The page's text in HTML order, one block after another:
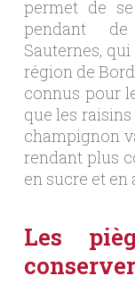
permet de
pendant
Sauternes,
région de
connus pour
que les
champignon
rendant plus
en sucre et en
Les